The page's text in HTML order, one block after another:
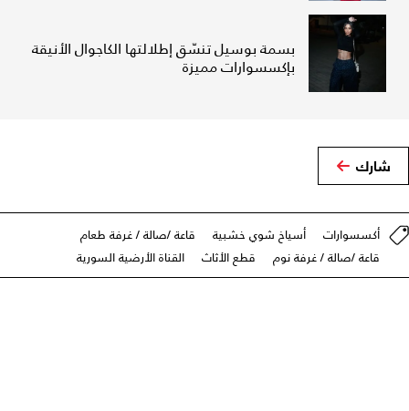
بسمة بوسيل تنسّق إطلالتها الكاجوال الأنيقة
بإكسسوارات مميزة
شارك
أكسسوارات أسياخ شوي خشبية
قاعة /صالة / غرفة طعام
قاعة /صالة / غرفة نوم
قطع الأثاث القناة الأرضية السورية